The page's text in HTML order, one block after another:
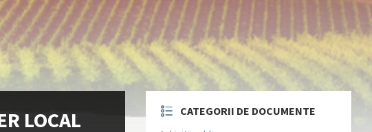
LOCAL
CATEGORII DE DOCUMENTE